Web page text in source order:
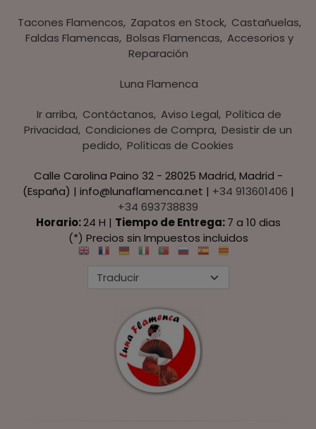
Tacones Flamencos Zapatos en Stock Castañuelas
Faldas Flamencas Bolsas Flamencas Accesorios y
Reparación
Luna Flamenca
Ir arriba Contáctanos Aviso Legal Política de
Privacidad Condiciones de Compra Desistir de un
pedido Políticas de Cookies
Calle Carolina Paino 32 - 28025 Madrid, Madrid -
(España) | info@lunaflamenca.net | +34 913601406 |
+34 693738839
Horario:24 H | Tiempo de Entrega:7 a 10 dias
(*) Precios sin Impuestos incluidos